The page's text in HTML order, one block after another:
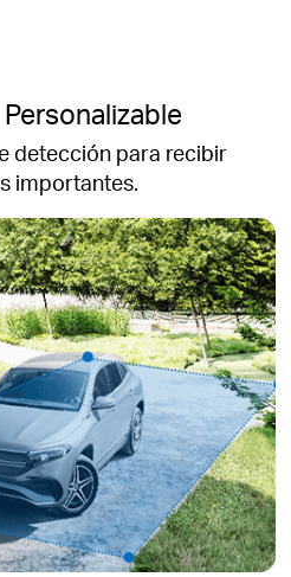
detección para recibir
importantes.